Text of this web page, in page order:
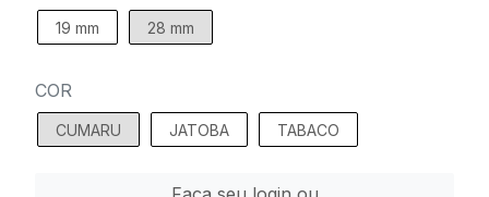
19 mm 28 mm
COR
CUMARU JATOBA TABACO